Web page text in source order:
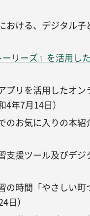
おける、デジタル子
リーズ』を活用し
プリを活用したオン
年7月14日）
のお気に入りの本紹
支援ツール及びデジ
時間「やさしい町
日）